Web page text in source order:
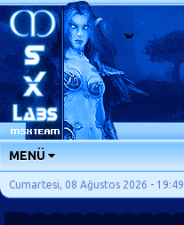
MENÜ
ANA SAYFA
FORUMLAR
Cumartesi, 08 Ağustos 2026 - 19:49